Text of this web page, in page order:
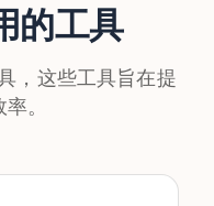
的工具
，这些工具旨在提
。